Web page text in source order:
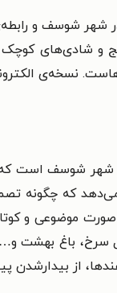
شوسف و
و شادی‌های
نسخه‌ی
شهر شوسف است
که چگونه
موضوعی و
باغ بهشت و…
از